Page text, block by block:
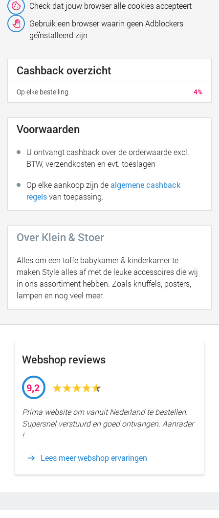
Check dat jouw browser alle cookies accepteert
Gebruik een browser waarin geen Adblockers
geïnstalleerd zijn
Cashback overzicht
4%
Op elke bestelling
Voorwaarden
U ontvangt cashback over de orderwaarde excl.
BTW, verzendkosten en evt. toeslagen
Op elke aankoop zijn dealgemene cashback
regelsvan toepassing.
Over Klein & Stoer
Alles om een toffe babykamer & kinderkamer te
maken Style alles af met de leuke accessoires die wij
in ons assortiment hebben. Zoals knuffels, posters,
lampen en nog veel meer.
Webshop reviews
9,2
Prima website om vanuit Nederland te bestellen.
Supersnel verstuurd en goed ontvangen. Aanrader
!
Lees meer webshop ervaringen